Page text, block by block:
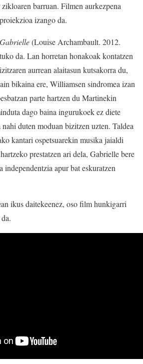
zikloaren barruan. Filmen aurkezpena
izango da.
Gabrielle(Louise Archambault. 2012.
da. Lan horretan honakoak kontatzen
aurrean alaitasun kutsakorra du,
bikaina ere, Williamsen sindromea izan
parte hartzen du Martinekin
dago baina ingurukoek ez diete
duten moduan bizitzen uzten. Taldea
kantari ospetsuarekin musika jaialdi
prestatzen ari dela, Gabrielle bere
independentzia apur bat eskuratzen
ikus daitekeenez, oso film hunkigarri